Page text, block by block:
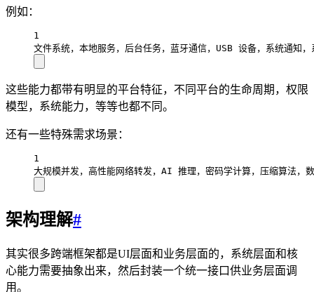
例如：
1
文件系统，本地服务，后台任务，蓝牙通信，USB 设备，系统通知
这些能力都带有明显的平台特征，不同平台的生命周期，权限
模型，系统能力，等等也都不同。
还有一些特殊需求场景：
1
大规模并发，高性能网络转发，AI 推理，密码学计算，压缩算法
架构理解#
其实很多跨端框架都是UI层面和业务层面的，系统层面和核
心能力需要抽象出来，然后封装一个统一接口供业务层面调
用。